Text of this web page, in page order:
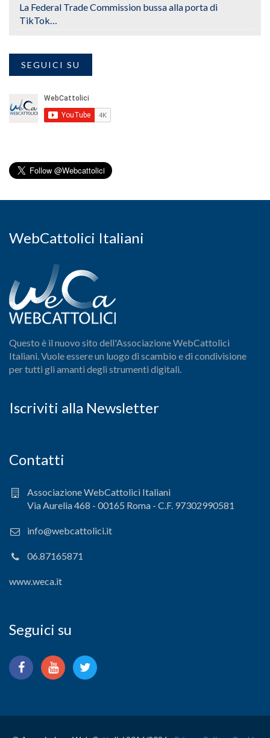
La Federal Trade Commission bussa alla porta di
TikTok…
SEGUICI SU
WebCattolici Italiani
Questo è il nuovo sito dell'Associazione WebCattolici
Italiani. Vuole essere un luogo di scambio e di condivisione
per tutti gli amanti degli strumenti digitali.
Iscriviti alla Newsletter
Contatti
Associazione WebCattolici Italiani
Via Aurelia 468 - 00165 Roma - C.F. 97302990581
info@webcattolici.it
06.87165871
www.weca.it
Seguici su